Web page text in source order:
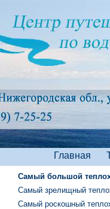
Главная
Самый большой
Самый зрелищный
Самый роскошный